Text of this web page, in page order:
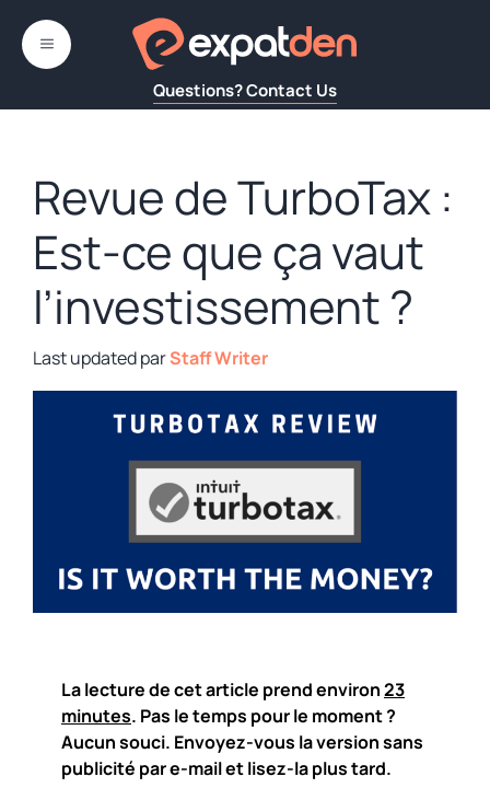
contenu
Questions? Contact Us
MENU
Revue de TurboTax :
Est-ce que ça vaut
l’investissement ?
parStaff Writer
La lecture de cet article prend environ23
minutes. Pas le temps pour le moment ?
Aucun souci. Envoyez-vous la version sans
publicité par e-mail et lisez-la plus tard.